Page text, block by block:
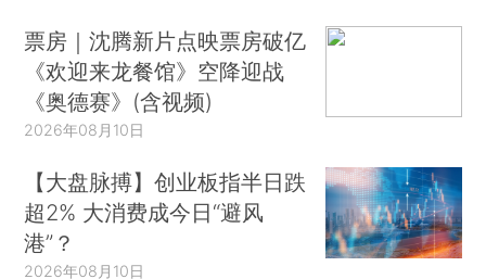
票房｜沈腾新片点映票房破亿
《欢迎来龙餐馆》空降迎战
《奥德赛》(含视频)
2026年08月10日
【大盘脉搏】创业板指半日跌
超2% 大消费成今日“避风
港”？
2026年08月10日